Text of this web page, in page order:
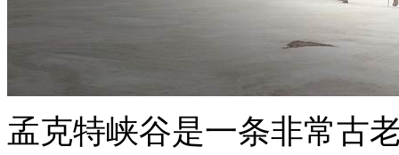
孟克特峡谷是一条非常古